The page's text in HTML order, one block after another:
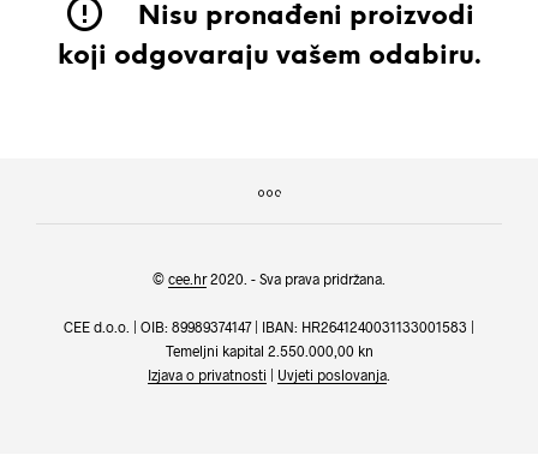
Nisu pronađeni proizvodi
koji odgovaraju vašem odabiru.
© cee.hr2020. - Sva prava pridržana.
CEE d.o.o. | OIB: 89989374147 | IBAN: HR2641240031133001583 |
Temeljni kapital 2.550.000,00 kn
Izjava o privatnosti
Uvjeti poslovanja